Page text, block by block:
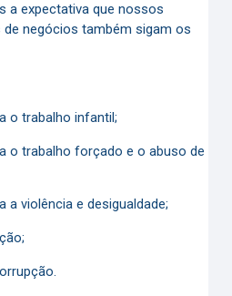
a expectativa que nossos
negócios também sigam os
o trabalho infantil;
o trabalho forçado e o abuso de
a violência e desigualdade;